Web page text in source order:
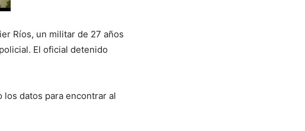
Ríos, un militar de 27 años
El oficial detenido
los datos para encontrar al